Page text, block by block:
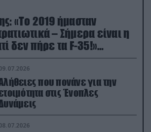
«Το 2019 ήμασταν
– Σήμερα είναι η
δεν πήρε τα F-35!»
που πονάνε για την
στις Ένοπλες